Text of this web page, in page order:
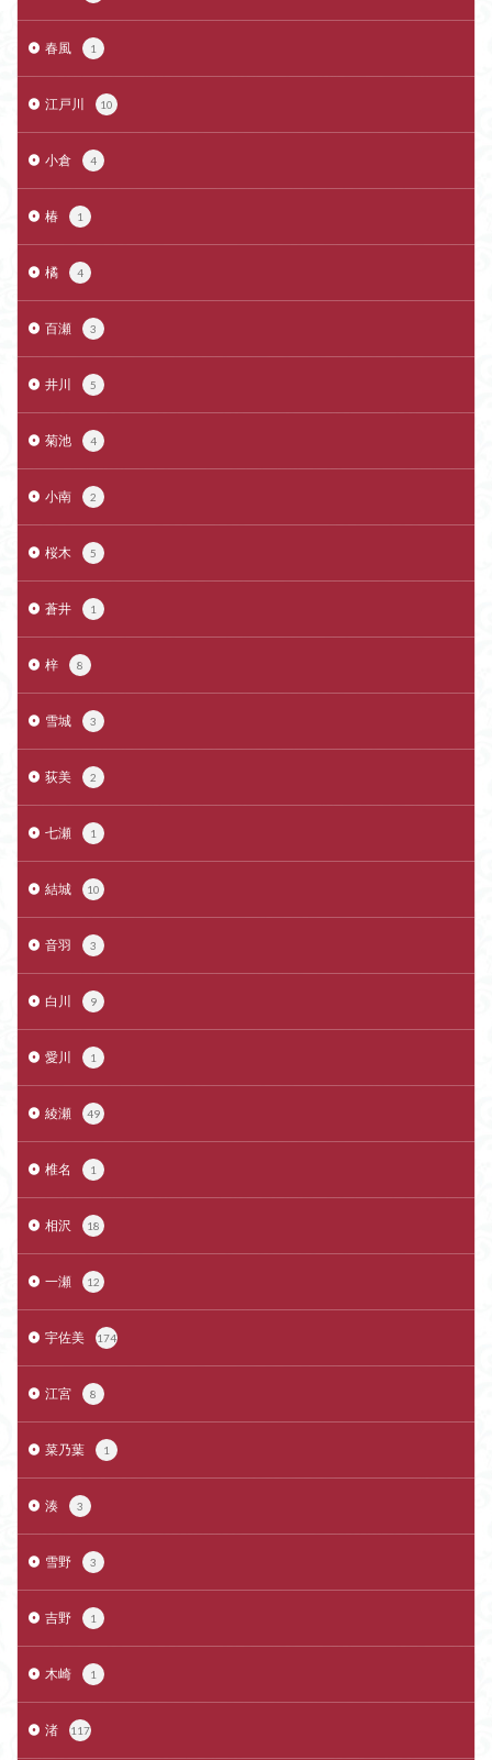
春風 1
江戸川 10
小倉 4
椿 1
橘 4
百瀬 3
井川 5
菊池 4
小南 2
桜木 5
蒼井 1
梓 8
雪城 3
荻美 2
七瀬 1
結城 10
音羽 3
白川 9
愛川 1
綾瀬 49
椎名 1
相沢 18
一瀬 12
宇佐美 174
江宮 8
菜乃葉 1
湊 3
雪野 3
吉野 1
木崎 1
渚 117